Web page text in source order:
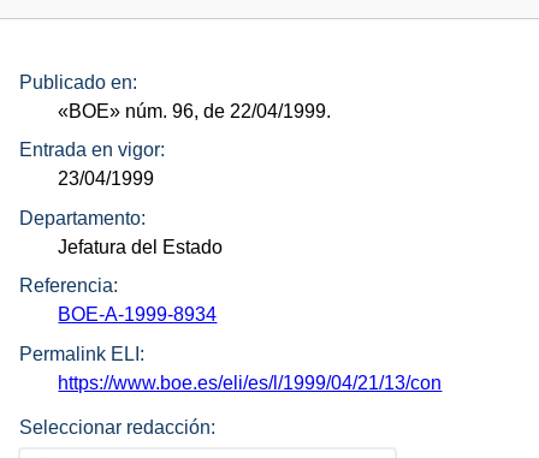
Publicado en:
«BOE» núm. 96, de 22/04/1999.
Entrada en vigor:
23/04/1999
Departamento:
Jefatura del Estado
Referencia:
BOE-A-1999-8934
Permalink ELI:
https://www.boe.es/eli/es/l/1999/04/21/13/con
Seleccionar redacción: